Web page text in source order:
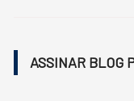
ASSINAR BLOG